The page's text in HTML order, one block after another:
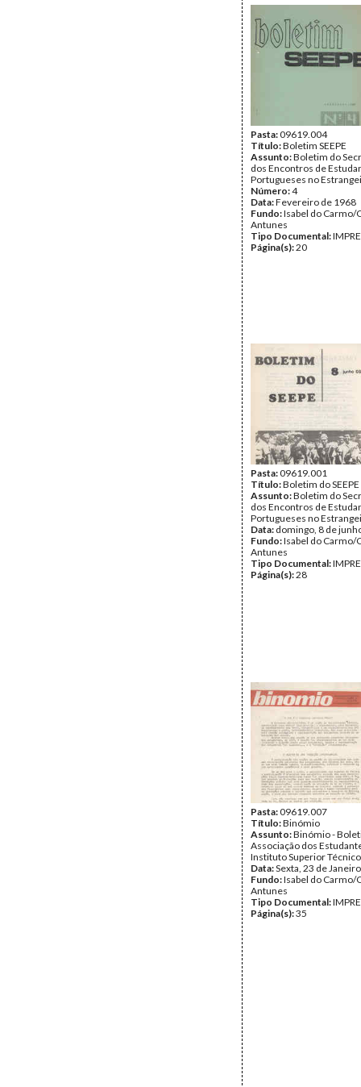
Pasta:09619.004
Título:Boletim SEEPE
Assunto:Boletim do
dos Encontros de
Portugueses no
Número:4
Data:Fevereiro de 1968
Fundo:Isabel do Carmo/
Antunes
Tipo Documental:
Página(s):20
Pasta:09619.001
Título:Boletim do SEEPE
Assunto:Boletim do
dos Encontros de
Portugueses no
Data: domingo, 8 de
Fundo:Isabel do Carmo/
Antunes
Tipo Documental:
Página(s):28
Pasta:09619.007
Título:Binómio
Assunto:Binómio -
Associação dos
Instituto Superior Técnico
Data:Sexta, 23 de
Fundo:Isabel do Carmo/
Antunes
Tipo Documental:
Página(s):35